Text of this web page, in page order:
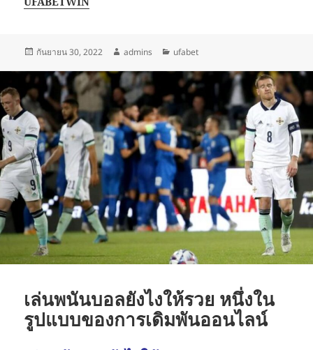
เขียน
กันยายน 30, 2022
ผู้
admins
หมวด
ufabet
เล่นพนันบอลยังไงให้รวย หนึ่งใน
รูปแบบของการเดิมพันออนไลน์